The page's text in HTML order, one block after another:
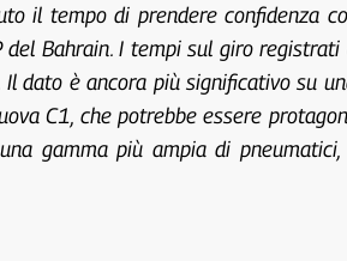
il tempo di prendere confidenza
Bahrain. I tempi sul giro
dato è ancora più significativo su
C1, che potrebbe essere
gamma più ampia di